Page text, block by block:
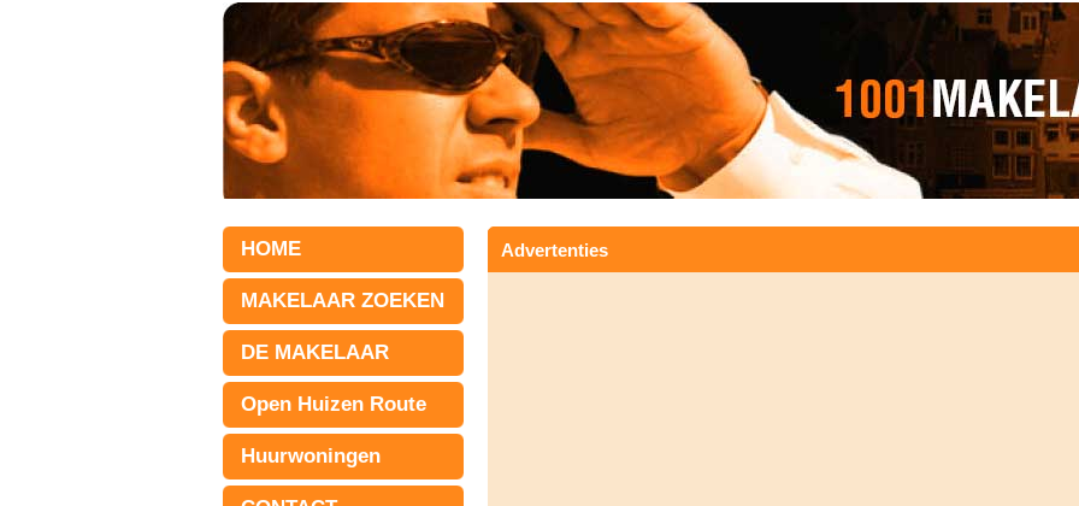
HOME
MAKELAAR ZOEKEN
DE MAKELAAR
Open Huizen Route
Huurwoningen
Advertenties